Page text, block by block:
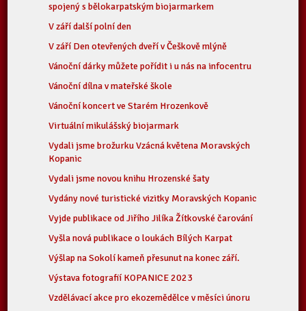
spojený s bělokarpatským biojarmarkem
V září další polní den
V září Den otevřených dveří v Češkově mlýně
Vánoční dárky můžete pořídit i u nás na infocentru
Vánoční dílna v mateřské škole
Vánoční koncert ve Starém Hrozenkově
Virtuální mikulášský biojarmark
Vydali jsme brožurku Vzácná květena Moravských
Kopanic
Vydali jsme novou knihu Hrozenské šaty
Vydány nové turistické vizitky Moravských Kopanic
Vyjde publikace od Jiřího Jilíka Žítkovské čarování
Vyšla nová publikace o loukách Bílých Karpat
Výšlap na Sokolí kameň přesunut na konec září.
Výstava fotografií KOPANICE 2023
Vzdělávací akce pro ekozemědělce v měsíci únoru